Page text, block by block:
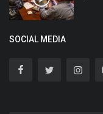
SOCIAL MEDIA